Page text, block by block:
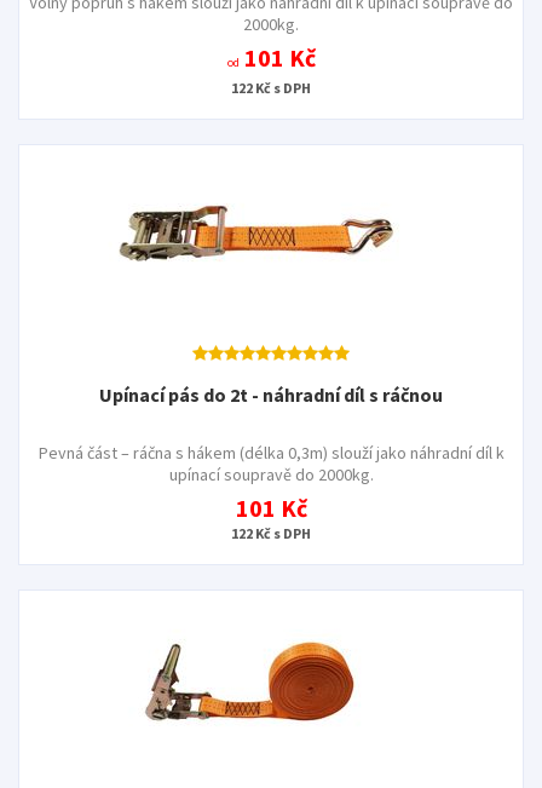
2000kg.
od 101 Kč
122 Kč s DPH
Upínací pás do 2t - náhradní díl s ráčnou
Pevná část – ráčna s hákem (délka 0,3m) slouží jako náhradní díl k
upínací soupravě do 2000kg.
101 Kč
122 Kč s DPH